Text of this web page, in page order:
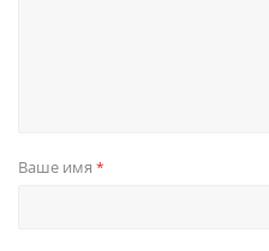
Ваше имя *